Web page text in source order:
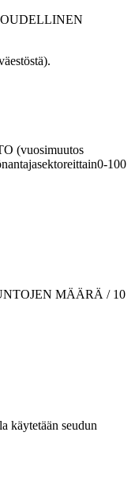
(vuosimuutos
100
MÄÄRÄ / 10
käytetään seudun